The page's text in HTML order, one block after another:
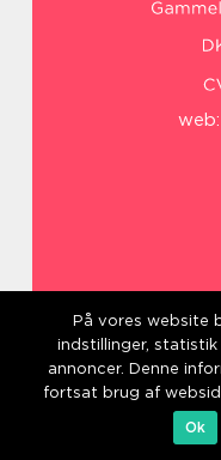
web:
På vores website
indstillinger,
annoncer. Denne
fortsat brug af
Ok